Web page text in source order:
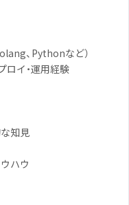
、Pythonなど）
ロイ・運用経験
知見
ハウ